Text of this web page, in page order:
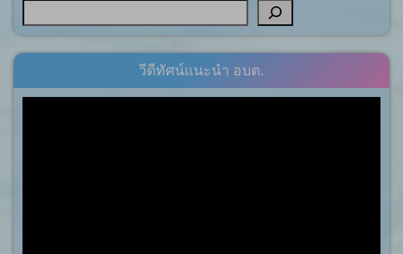
วีดีทัศน์แนะนำ อบต.